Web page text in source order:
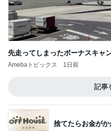
先走ってしまったボーナスキャ
Amebaトピックス 1日前
記事
捨てたらお金が